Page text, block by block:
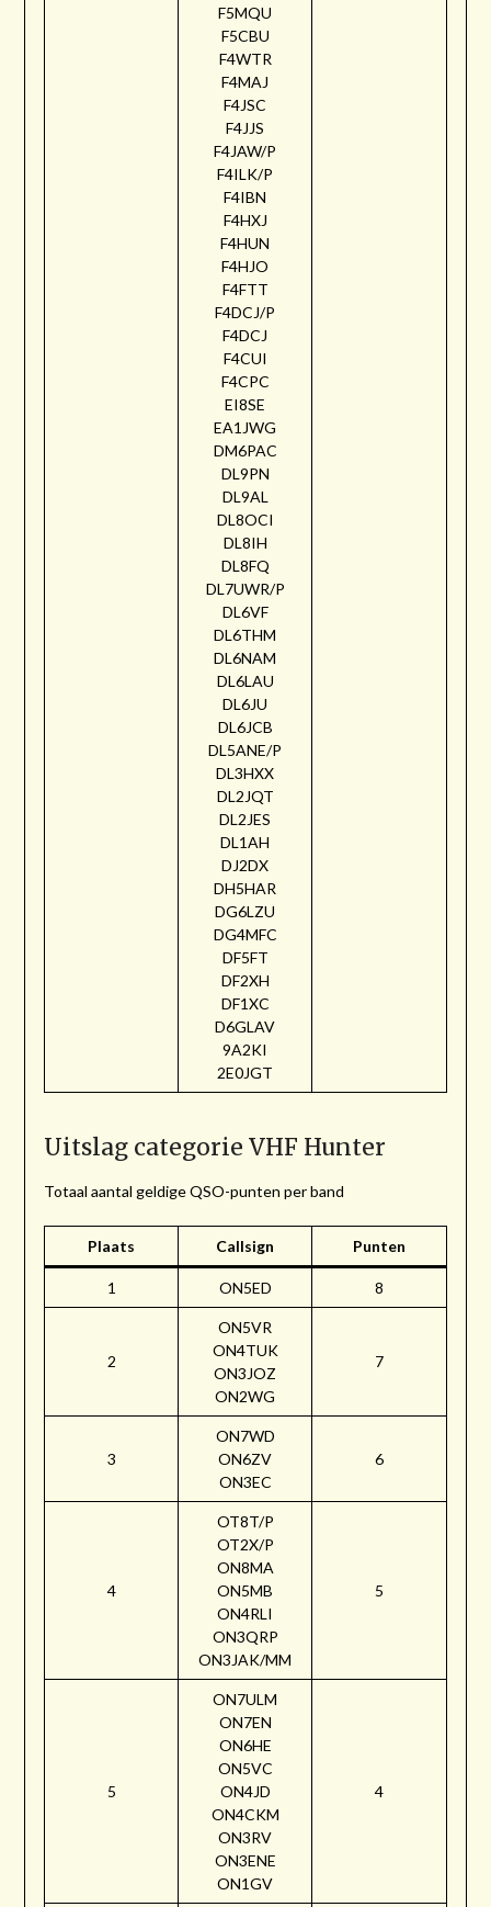
F5MQU
F5CBU
F4WTR
F4MAJ
F4JSC
F4JJS
F4JAW/P
F4ILK/P
F4IBN
F4HXJ
F4HUN
F4HJO
F4FTT
F4DCJ/P
F4DCJ
F4CUI
F4CPC
EI8SE
EA1JWG
DM6PAC
DL9PN
DL9AL
DL8OCI
DL8IH
DL8FQ
DL7UWR/P
DL6VF
DL6THM
DL6NAM
DL6LAU
DL6JU
DL6JCB
DL5ANE/P
DL3HXX
DL2JQT
DL2JES
DL1AH
DJ2DX
DH5HAR
DG6LZU
DG4MFC
DF5FT
DF2XH
DF1XC
D6GLAV
9A2KI
2E0JGT
Uitslag categorie VHF Hunter
Totaal aantal geldige QSO-punten per band
Plaats Callsign Punten
1 ON5ED 8
2
ON5VR
ON4TUK
ON3JOZ
ON2WG
7
3
ON7WD
ON6ZV
ON3EC
6
4
OT8T/P
OT2X/P
ON8MA
ON5MB
ON4RLI
ON3QRP
ON3JAK/MM
5
5
ON7ULM
ON7EN
ON6HE
ON5VC
ON4JD
ON4CKM
ON3RV
ON3ENE
ON1GV
4